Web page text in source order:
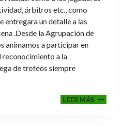
árbitros etc., como
entregara un detalle a las
.Desde la Agrupación de
animamos a participar en
a la
de troféos siempre
LEER MÁSCENA-